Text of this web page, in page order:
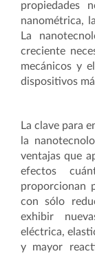
propiedades
nanométrica,
La
creciente
mecánicos y
dispositivos
La clave para
la
ventajas que
efectos
proporcionan
con sólo
exhibir
eléctrica,
y mayor